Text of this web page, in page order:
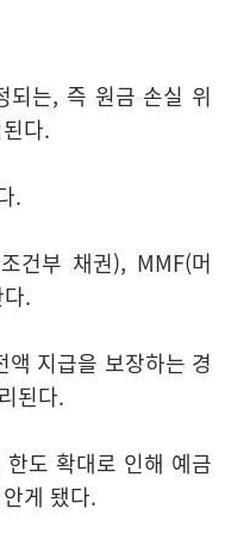
되는, 즉 원금 손실 위
다.
.
건부 채권), MMF(머
.
지급을 보장하는 경
된다.
도 확대로 인해 예금
게 됐다.